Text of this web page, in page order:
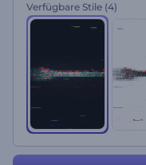
Verfügbare Stile (4)